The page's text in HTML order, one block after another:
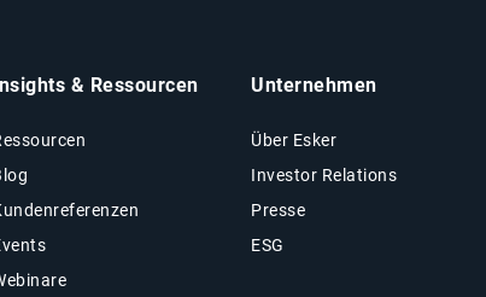
& Ressourcen Unternehmen
Über Esker
Investor Relations
Presse
ESG